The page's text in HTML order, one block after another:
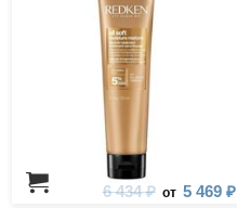
6 434 ₽ от 5 469 ₽